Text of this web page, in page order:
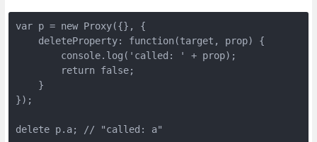
var p = new Proxy({}, {
    deleteProperty: function(target, prop) {
        console.log('called: ' + prop);
        return false;
    }
});